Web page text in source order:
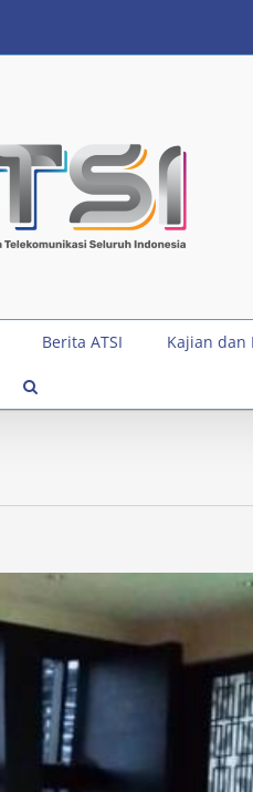
Berita ATSI Kajian dan